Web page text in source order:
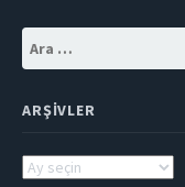
ARŞIVLER
Arşivler